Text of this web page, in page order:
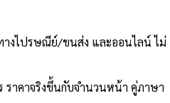
งไปรษณีย์/ขนส่ง และออนไลน์ ไม่
ราคาจริงขึ้นกับจำนวนหน้า คู่ภาษา